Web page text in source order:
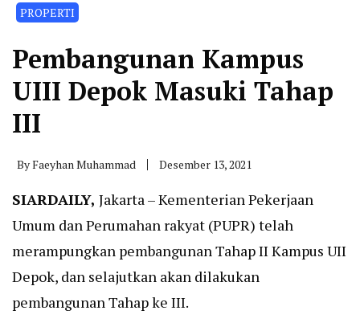
PROPERTI
Pembangunan Kampus
UIII Depok Masuki Tahap
III
ByFaeyhan Muhammad Desember 13, 2021
SIARDAILY, Jakarta – Kementerian Pekerjaan
Umum dan Perumahan rakyat (PUPR) telah
merampungkan pembangunan Tahap II Kampus UII
Depok, dan selajutkan akan dilakukan
pembangunan Tahap ke III.